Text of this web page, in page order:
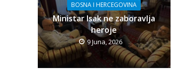
BOSNA I HERCEGOVINA
Ministar Isak ne zaboravlja
heroje
9 Juna, 2026